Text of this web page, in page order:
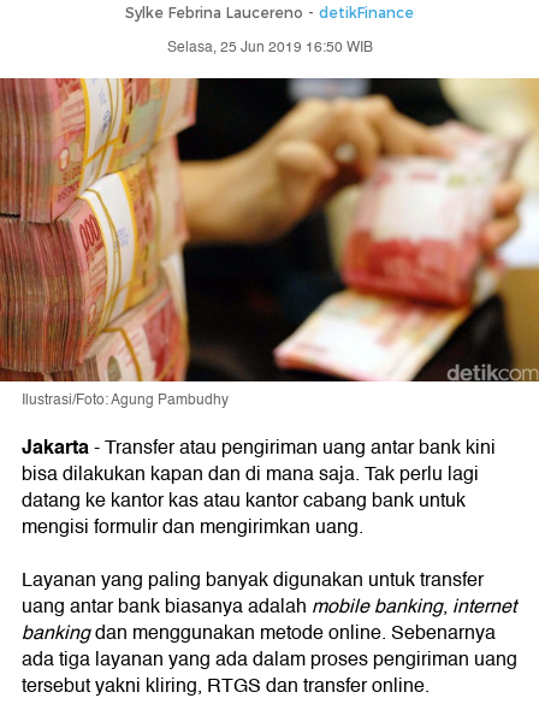
Sylke Febrina Laucereno - detikFinance
Selasa, 25 Jun 2019 16:50 WIB
Ilustrasi/Foto: Agung Pambudhy
Jakarta-Transfer atau pengiriman uang antar bank kini
bisa dilakukan kapan dan di mana saja. Tak perlu lagi
datang ke kantor kas atau kantor cabang bank untuk
mengisi formulir dan mengirimkan uang.
Layanan yang paling banyak digunakan untuk transfer
uang antar bank biasanya adalah mobile banking, internet
bankingdan menggunakan metode online. Sebenarnya
ada tiga layanan yang ada dalam proses pengiriman uang
tersebut yakni kliring, RTGS dan transfer online.